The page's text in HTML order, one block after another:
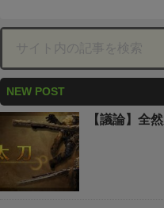
NEW POST
【議論】全